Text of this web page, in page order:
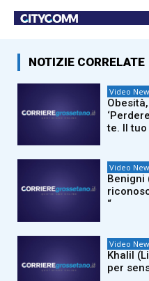
NOTIZIE CORRELATE
Video
te. Il
Video
Benigni
“
Video
Khalil
per